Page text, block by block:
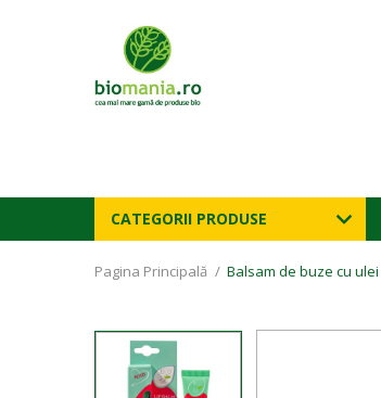
CATEGORII PRODUSE
Pagina Principală / Balsam de buze cu